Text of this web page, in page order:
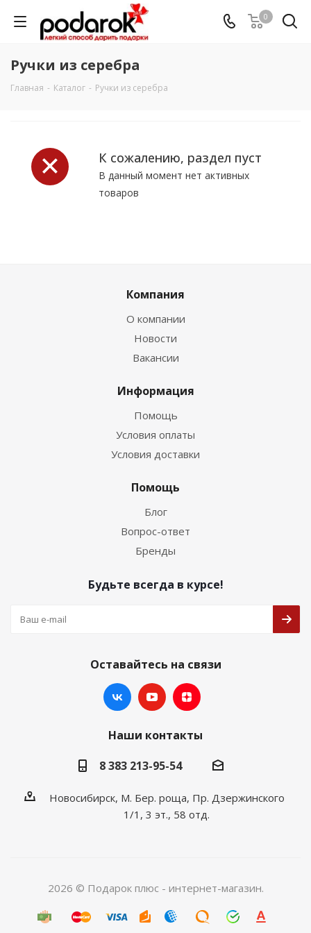
0
Ручки из серебра
Главная - Каталог - Ручки из серебра
К сожалению, раздел пуст
В данный момент нет активных
товаров
Компания
О компании
Новости
Вакансии
Информация
Помощь
Условия оплаты
Условия доставки
Помощь
Блог
Вопрос-ответ
Бренды
Будьте всегда в курсе!
Оставайтесь на связи
Наши контакты
8 383 213-95-54
Новосибирск, М. Бер. роща, Пр. Дзержинского
1/1, 3 эт., 58 отд.
2026 © Подарок плюс - интернет-магазин.